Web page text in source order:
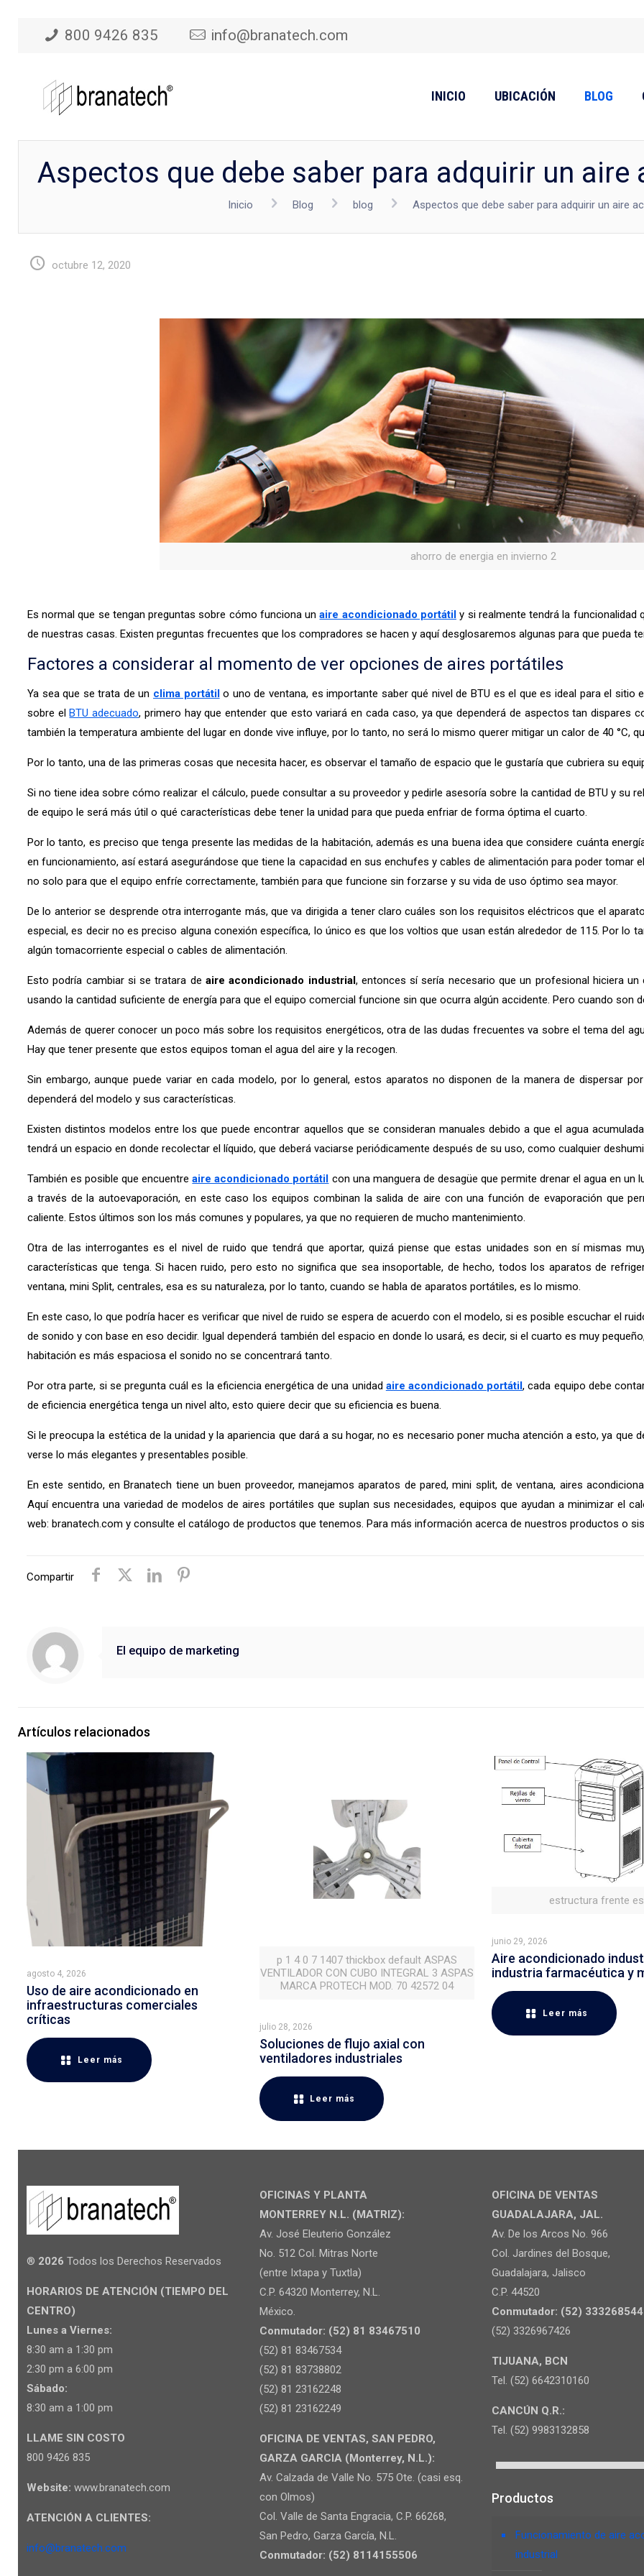
800 9426 835 info@branatech.com
INICIO UBICACIÓN BLOG
Aspectos que debe saber para adquirir un
Inicio Blog blog Aspectos que debe saber para adquirir un aire
octubre 12, 2020
ahorro de energia en invierno 2
Es normal que se tengan preguntas sobre cómo funciona unaire acondicionado portátil y si realmente tendrá la funcionalidad
de nuestras casas. Existen preguntas frecuentes que los compradores se hacen y aquí desglosaremos algunas para que pueda
Factores a considerar al momento de ver opciones de aires portátiles
Ya sea que se trata de un clima portátilo uno de ventana, es importante saber qué nivel de BTU es el que es ideal para el
sobre elBTU adecuado, primero hay que entender que esto variará en cada caso, ya que dependerá de aspectos tan dispares
también la temperatura ambiente del lugar en donde vive influye, por lo tanto, no será lo mismo querer mitigar un calor de 40 °C,
Por lo tanto, una de las primeras cosas que necesita hacer, es observar el tamaño de espacio que le gustaría que cubriera su
Si no tiene idea sobre cómo realizar el cálculo, puede consultar a su proveedor y pedirle asesoría sobre la cantidad de BTU y su
de equipo le será más útil o qué características debe tener la unidad para que pueda enfriar de forma óptima el cuarto.
Por lo tanto, es preciso que tenga presente las medidas de la habitación, además es una buena idea que considere cuánta
en funcionamiento, así estará asegurándose que tiene la capacidad en sus enchufes y cables de alimentación para poder tomar
no solo para que el equipo enfríe correctamente, también para que funcione sin forzarse y su vida de uso óptimo sea mayor.
De lo anterior se desprende otra interrogante más, que va dirigida a tener claro cuáles son los requisitos eléctricos que el
especial, es decir no es preciso alguna conexión específica, lo único es que los voltios que usan están alrededor de 115. Por lo
algún tomacorriente especial o cables de alimentación.
Esto podría cambiar si se tratara de aire acondicionado industrial, entonces sí sería necesario que un profesional hiciera
usando la cantidad suficiente de energía para que el equipo comercial funcione sin que ocurra algún accidente. Pero cuando son
Además de querer conocer un poco más sobre los requisitos energéticos, otra de las dudas frecuentes va sobre el tema del
Hay que tener presente que estos equipos toman el agua del aire y la recogen.
Sin embargo, aunque puede variar en cada modelo, por lo general, estos aparatos no disponen de la manera de dispersar
dependerá del modelo y sus características.
Existen distintos modelos entre los que puede encontrar aquellos que se consideran manuales debido a que el agua
tendrá un espacio en donde recolectar el líquido, que deberá vaciarse periódicamente después de su uso, como cualquier
También es posible que encuentreaire acondicionado portátil con una manguera de desagüe que permite drenar el agua en
a través de la autoevaporación, en este caso los equipos combinan la salida de aire con una función de evaporación que
caliente. Estos últimos son los más comunes y populares, ya que no requieren de mucho mantenimiento.
Otra de las interrogantes es el nivel de ruido que tendrá que aportar, quizá piense que estas unidades son en sí mismas
características que tenga. Si hacen ruido, pero esto no significa que sea insoportable, de hecho, todos los aparatos de
ventana, mini Split, centrales, esa es su naturaleza, por lo tanto, cuando se habla de aparatos portátiles, es lo mismo.
En este caso, lo que podría hacer es verificar que nivel de ruido se espera de acuerdo con el modelo, si es posible escuchar el
de sonido y con base en eso decidir. Igual dependerá también del espacio en donde lo usará, es decir, si el cuarto es muy
habitación es más espaciosa el sonido no se concentrará tanto.
Por otra parte, si se pregunta cuál es la eficiencia energética de una unidad aire acondicionado portátil, cada equipo debe
de eficiencia energética tenga un nivel alto, esto quiere decir que su eficiencia es buena.
Si le preocupa la estética de la unidad y la apariencia que dará a su hogar, no es necesario poner mucha atención a esto, ya que
verse lo más elegantes y presentables posible.
En este sentido, en Branatech tiene un buen proveedor, manejamos aparatos de pared, mini split, de ventana, aires
Aquí encuentra una variedad de modelos de aires portátiles que suplan sus necesidades, equipos que ayudan a minimizar el
web: branatech.com y consulte el catálogo de productos que tenemos. Para más información acerca de nuestros productos o
Compartir
El equipo de marketing
Artículos relacionados
agosto 4, 2026
Uso de aire acondicionado en
infraestructuras comerciales
críticas
Leer más
p 1 4 0 7 1407 thickbox default ASPAS
VENTILADOR CON CUBO INTEGRAL 3 ASPAS
MARCA PROTECH MOD. 70 42572 04
julio 28, 2026
Soluciones de flujo axial con
ventiladores industriales
Leer más
estructura frente
junio 29, 2026
Aire acondicionado
industria farmacéutica y
Leer más
® 2026 Todos los Derechos Reservados
HORARIOS DE ATENCIÓN (TIEMPO DEL
CENTRO)
Lunes a Viernes:
8:30 am a 1:30 pm
2:30 pm a 6:00 pm
Sábado:
8:30 am a 1:00 pm
LLAME SIN COSTO
800 9426 835
Website: www.branatech.com
ATENCIÓN A CLIENTES:
info@branatech.com
OFICINAS Y PLANTA
MONTERREY N.L. (MATRIZ):
Av. José Eleuterio González
No. 512 Col. Mitras Norte
(entre Ixtapa y Tuxtla)
C.P. 64320 Monterrey, N.L.
México.
Conmutador: (52) 81 83467510
(52) 81 83467534
(52) 81 83738802
(52) 81 23162248
(52) 81 23162249
OFICINA DE VENTAS, SAN PEDRO,
GARZA GARCIA (Monterrey, N.L.):
Av. Calzada de Valle No. 575 Ote. (casi esq.
con Olmos)
Col. Valle de Santa Engracia, C.P. 66268,
San Pedro, Garza García, N.L.
Conmutador: (52) 8114155506
OFICINA DE VENTAS
GUADALAJARA, JAL.
Av. De los Arcos No. 966
Col. Jardines del Bosque,
Guadalajara, Jalisco
C.P. 44520
Conmutador: (52)
(52) 3326967426
TIJUANA, BCN
Tel. (52) 6642310160
CANCÚN Q.R.:
Tel. (52) 9983132858
Productos
Funcionamiento de aire
industrial